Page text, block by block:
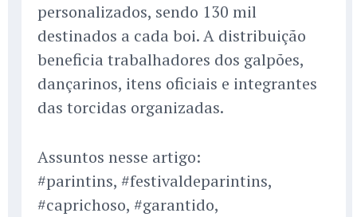
personalizados, sendo 130 mil
destinados a cada boi. A distribuição
beneficia trabalhadores dos galpões,
dançarinos, itens oficiais e integrantes
das torcidas organizadas.
Assuntos nesse artigo:
#parintins, #festivaldeparintins,
#caprichoso, #garantido,